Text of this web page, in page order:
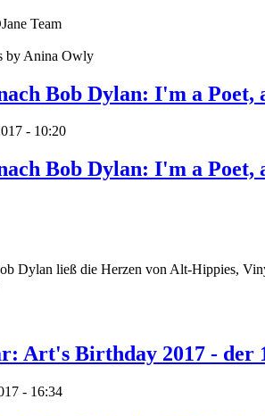
Team
by Anina Owly
Bob Dylan: I'm a
- 10:20
Bob Dylan: I'm a
Dylan ließ die Herzen von Alt-Hippies,
Art's Birthday 2017 - der
- 16:34